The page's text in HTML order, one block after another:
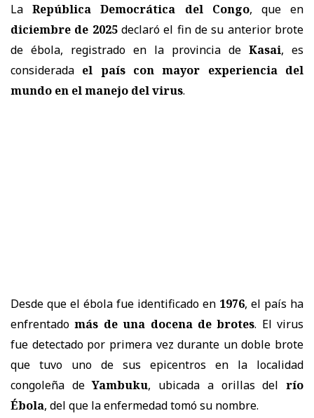
LaRepública Democrática del Congo, que en
diciembre de 2025declaró el fin de su anterior brote
de ébola, registrado en la provincia de Kasai, es
considerada el país con mayor experiencia del
mundo en el manejo del virus.
Desde que el ébola fue identificado en 1976, el país ha
enfrentadomás de una docena de brotes. El virus
fue detectado por primera vez durante un doble brote
que tuvo uno de sus epicentros en la localidad
congoleña deYambuku, ubicada a orillas delrío
Ébola, del que la enfermedad tomó su nombre.